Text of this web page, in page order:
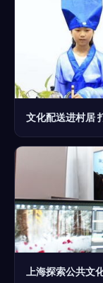
文化配送进村居